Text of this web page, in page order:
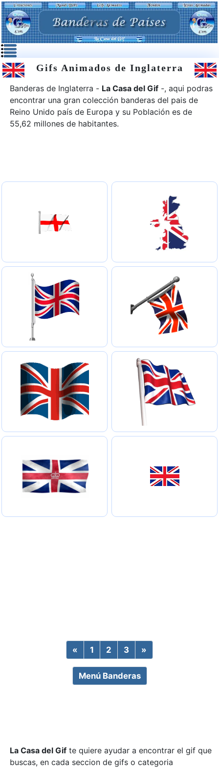
Gifs Animados de Inglaterra
Banderas de Inglaterra - La Casa del Gif -, aqui podras
encontrar una gran colección banderas del pais de
Reino Unido país de Europa y su Población es de
55,62 millones de habitantes.
« Previous
1 2 3 »
Menú Banderas
La Casa del Gif te quiere ayudar a encontrar el gif que
buscas, en cada seccion de gifs o categoria